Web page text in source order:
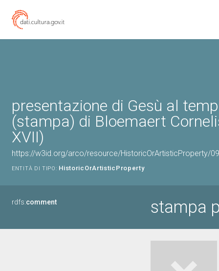
presentazione di Gesù al
(stampa) di Bloemaert
XVII)
https://w3id.org/arco/resource/HistoricOrArtisticProperty/
ENTITÀ DI TIPO: HistoricOrArtisticProperty
rdfs:comment stampa